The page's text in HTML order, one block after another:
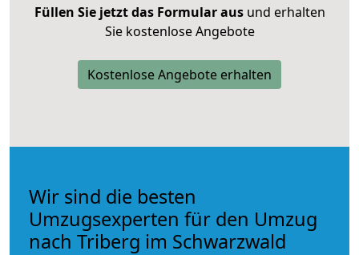
Füllen Sie jetzt das Formular ausund erhalten
Sie kostenlose Angebote
Kostenlose Angebote erhalten
Wir sind die besten
Umzugsexperten für den Umzug
nach Triberg im Schwarzwald